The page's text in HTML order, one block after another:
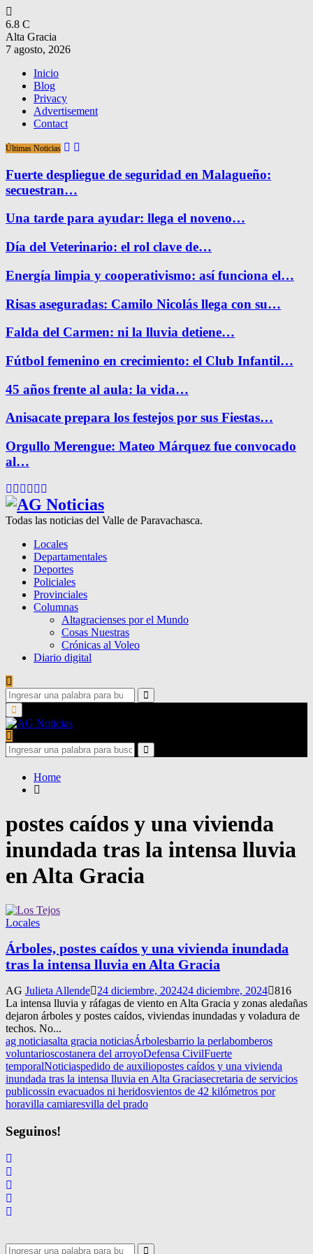
6.8 C
Alta Gracia
7 agosto, 2026
Inicio
Blog
Privacy
Advertisement
Contact
Últimas Noticias
Fuerte despliegue de seguridad en Malagueño:
secuestran…
Una tarde para ayudar: llega el noveno…
Día del Veterinario: el rol clave de…
Energía limpia y cooperativismo: así funciona el…
Risas aseguradas: Camilo Nicolás llega con su…
Falda del Carmen: ni la lluvia detiene…
Fútbol femenino en crecimiento: el Club Infantil…
45 años frente al aula: la vida…
Anisacate prepara los festejos por sus Fiestas…
Orgullo Merengue: Mateo Márquez fue convocado
al…
Facebook
Twitter
Instagram
Pinterest
Google
Todas las noticias del Valle de Paravachasca.
Locales
Departamentales
Deportes
Policiales
Provinciales
Columnas
Altagracienses por el Mundo
Cosas Nuestras
Crónicas al Voleo
Diario digital
Search
for:
Search
Primary
Menu
Search
for:
Search
Home
postes caídos y una vivienda
inundada tras la intensa lluvia
en Alta Gracia
Locales
Árboles, postes caídos y una vivienda inundada
tras la intensa lluvia en Alta Gracia
AG Julieta Allende 24 diciembre, 202424 diciembre, 2024 816
La intensa lluvia y ráfagas de viento en Alta Gracia y zonas aledañas
dejaron árboles y postes caídos, viviendas inundadas y voladura de
techos. No...
ag noticiasalta gracia noticiasÁrbolesbarrio la perlabomberos
voluntarioscostanera del arroyoDefensa CivilFuerte
temporalNoticiaspedido de auxiliopostes caídos y una vivienda
inundada tras la intensa lluvia en Alta Graciasecretaria de servicios
publicossin evacuados ni heridosvientos de 42 kilómetros por
horavilla camiaresvilla del prado
Seguinos!
Search